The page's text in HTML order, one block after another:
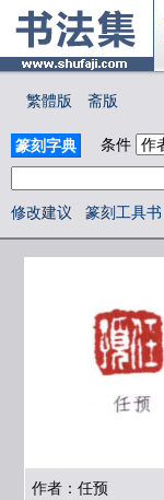
繁體版 斋版
篆刻字典 条件
修改建议
篆刻工具书
作者：任预